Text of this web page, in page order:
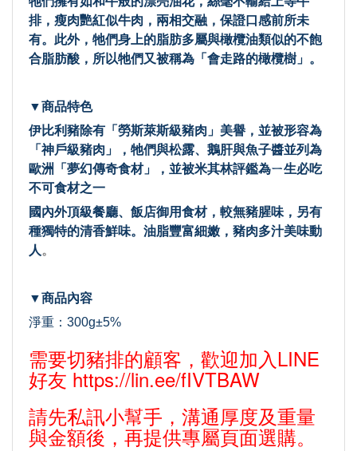
排，瘦肉艷紅似牛肉，兩相交融，保證口感前所未
有。此外，牠們身上的脂肪多屬與橄欖油類似的不飽
合脂肪酸，所以牠們又被稱為「會走路的橄欖樹」。
▼商品特色
伊比利豬除有「勞斯萊斯級豬肉」美譽，並被形容為
「神戶級豬肉」，牠們與松露、鵝肝與魚子醬並列為
歐洲「夢幻傳奇食材」，並被米其林評鑑為ㄧ生必吃
不可食材之一
國內外頂級餐廳、飯店御用食材，較無豬腥味，另有
種獨特的清香鮮味。油脂豐富細嫩，豬肉多汁美味動
人 。
▼商品內容
淨重：300g±5%
需要切豬排的顧客，歡迎加入LINE
好友https://lin.ee/fIVTBAW
請先私訊小幫手，溝通厚度及重量
與金額後，再提供專屬頁面選購。